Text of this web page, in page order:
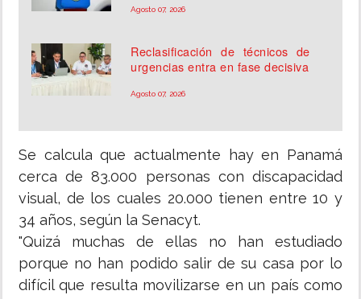
Agosto 07, 2026
Reclasificación de técnicos de
urgencias entra en fase decisiva
Agosto 07, 2026
Se calcula que actualmente hay en Panamá
cerca de 83.000 personas con discapacidad
visual, de los cuales 20.000 tienen entre 10 y
34 años, según la Senacyt.
"Quizá muchas de ellas no han estudiado
porque no han podido salir de su casa por lo
difícil que resulta movilizarse en un país como